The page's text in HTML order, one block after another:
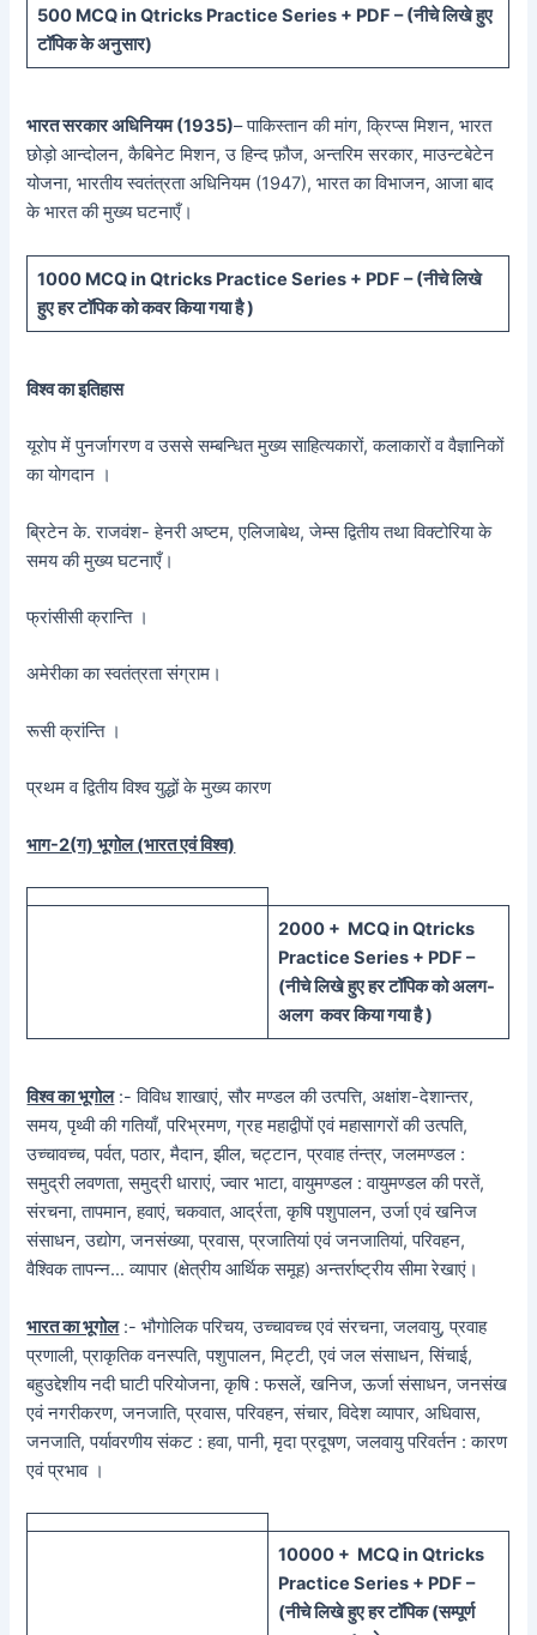
500 MCQ in Qtricks Practice Series + PDF – (नीचेलिखे हुए
टॉपिक के अनुसार)
भारत सरकार अधिनियम (1935)– पाकिस्तान की मांग, क्रिप्स मिशन, भारत
छोड़ो आन्दोलन, कैबिनेट मिशन, उ हिन्द फ़ौज, अन्तरिम सरकार, माउन्टबेटेन
योजना, भारतीय स्वतंत्रता अधिनियम (1947), भारत का विभाजन, आजा बाद
के भारत की मुख्य घटनाएँ।
1000 MCQ in Qtricks Practice Series + PDF – (नीचेलिखे
हुएहर टॉपिक को कवर किया गया है )
विश्व का इतिहास
यूरोप में पुनर्जागरण व उससे सम्बन्धित मुख्य साहित्यकारों, कलाकारों व वैज्ञानिकों
का योगदान ।
ब्रिटेन के. राजवंश- हेनरी अष्टम, एलिजाबेथ, जेम्स द्वितीय तथा विक्टोरिया के
समय की मुख्य घटनाएँ।
फ्रांसीसी क्रान्ति ।
अमेरीका का स्वतंत्रता संग्राम।
रूसी क्रांन्ति ।
प्रथम व द्वितीय विश्व युद्धों के मुख्य कारण
भाग-2(ग) भूगोल (भारत एवं विश्व)
2000 + MCQ in Qtricks
Practice Series + PDF –
(नीचेलिखे हुएहर टॉपिक कोअलग-
अलग कवर किया गया है )
विश्व का भूगोल:- विविध शाखाएं, सौर मण्डल की उत्पत्ति, अक्षांश-देशान्तर,
समय, पृथ्वी की गतियाँ, परिभ्रमण, ग्रह महाद्वीपों एवं महासागरों की उत्पति,
उच्चावच्च, पर्वत, पठार, मैदान, झील, चट्टान, प्रवाह तंन्त्र, जलमण्डल :
समुद्री लवणता, समुद्री धाराएं, ज्वार भाटा, वायुमण्डल : वायुमण्डल की परतें,
संरचना, तापमान, हवाएं, चकवात, आर्द्रता, कृषि पशुपालन, उर्जा एवं खनिज
संसाधन, उद्योग, जनसंख्या, प्रवास, प्रजातियां एवं जनजातियां, परिवहन,
वैश्विक तापन्न… व्यापार (क्षेत्रीय आर्थिक समूह) अन्तर्राष्ट्रीय सीमा रेखाएं।
भारत का भूगोल:- भौगोलिक परिचय, उच्चावच्च एवं संरचना, जलवायु, प्रवाह
प्रणाली, प्राकृतिक वनस्पति, पशुपालन, मिट्टी, एवं जल संसाधन, सिंचाई,
बहुउद्देशीय नदी घाटी परियोजना, कृषि : फसलें, खनिज, ऊर्जा संसाधन, जनसंख
एवं नगरीकरण, जनजाति, प्रवास, परिवहन, संचार, विदेश व्यापार, अधिवास,
जनजाति, पर्यावरणीय संकट : हवा, पानी, मृदा प्रदूषण, जलवायु परिवर्तन : कारण
एवं प्रभाव ।
10000 + MCQ in Qtricks
Practice Series + PDF –
(नीचेलिखे हुएहर टॉपिक(सम्पूर्ण